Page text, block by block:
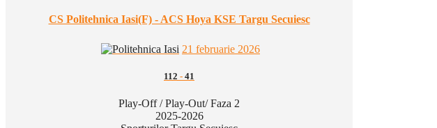
CS Politehnica Iasi(F) - ACS Hoya KSE Targu Secuiesc
21 februarie 2026
112 - 41
Play-Off / Play-Out/ Faza 2
2025-2026